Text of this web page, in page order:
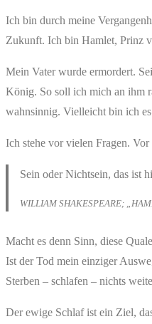
Ich bin durch meine
Zukunft. Ich bin Hamlet, Prinz
Mein Vater wurde ermordert.
König. So soll ich mich an ihm
wahnsinnig. Vielleicht bin ich
Ich stehe vor vielen Fragen. Vor
Sein oder Nichtsein, das ist
WILLIAM SHAKESPEARE;
Macht es denn Sinn, diese
Ist der Tod mein einziger
Sterben – schlafen – nichts
Der ewige Schlaf ist ein Ziel,